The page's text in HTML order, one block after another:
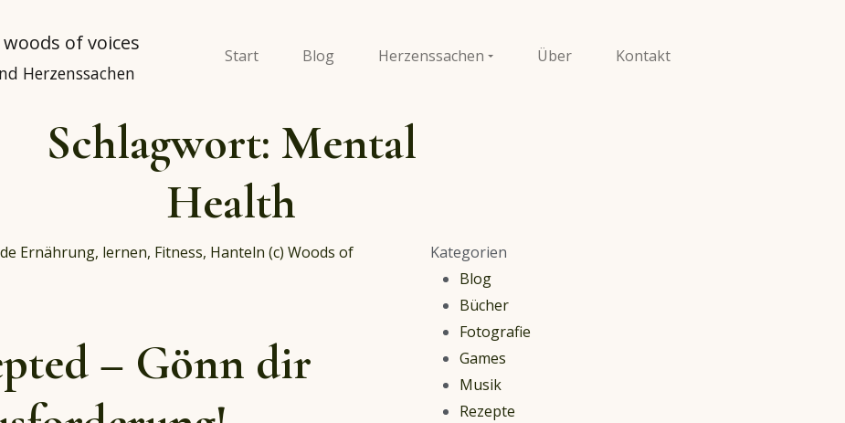
Herzenssachen
Start Blog Herzenssachen Über Kontakt
Schlagwort: Mental
Health
– Gönn dir
Kategorien
Blog
Bücher
Fotografie
Games
Musik
Rezepte